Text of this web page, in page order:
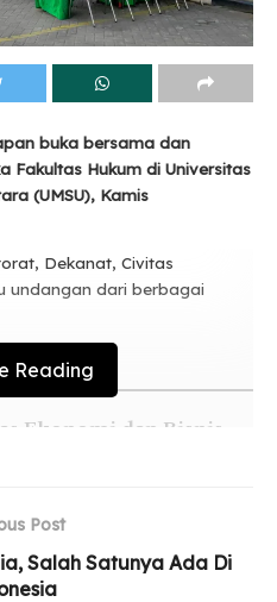
buka bersama dan
Fakultas Hukum di Universitas
(UMSU), Kamis
Dekanat, Civitas
undangan dari berbagai
Ekonomi dan Bisnis
Lapangan Merdeka
Reading
Post
Salah Satunya Ada Di